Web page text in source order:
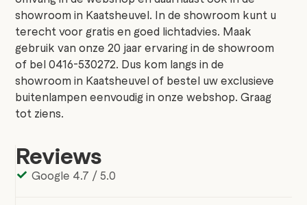
showroom in Kaatsheuvel. In de showroom kunt u
terecht voor gratis en goed lichtadvies. Maak
gebruik van onze 20 jaar ervaring in de showroom
of bel 0416-530272. Dus kom langs in de
showroom in Kaatsheuvel of bestel uw exclusieve
buitenlampen eenvoudig in onze webshop. Graag
tot ziens.
Reviews
Google 4.7 / 5.0